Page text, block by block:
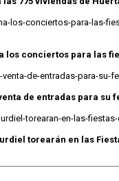
los conciertos para las
de entradas para su
torearán en las